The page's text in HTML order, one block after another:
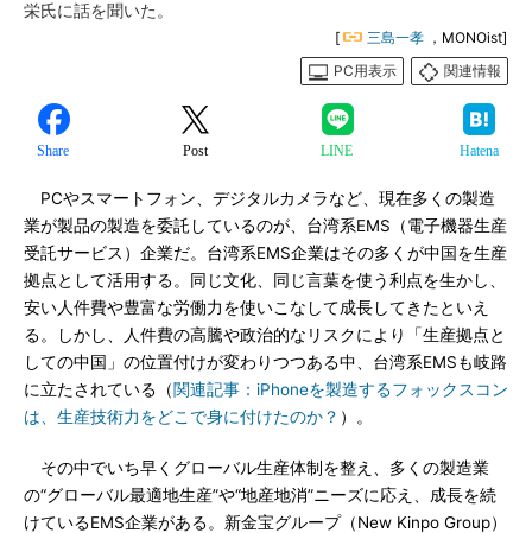
栄氏に話を聞いた。
[ 三島一孝 ，MONOist]
PC用表示
関連情報
Share Post LINE Hatena
PCやスマートフォン、デジタルカメラなど、現在多くの製造
業が製品の製造を委託しているのが、台湾系EMS（電子機器生産
受託サービス）企業だ。台湾系EMS企業はその多くが中国を生産
拠点として活用する。同じ文化、同じ言葉を使う利点を生かし、
安い人件費や豊富な労働力を使いこなして成長してきたといえ
る。しかし、人件費の高騰や政治的なリスクにより「生産拠点と
しての中国」の位置付けが変わりつつある中、台湾系EMSも岐路
に立たされている（関連記事：iPhoneを製造するフォックスコン
は、生産技術力をどこで身に付けたのか？ ）。
その中でいち早くグローバル生産体制を整え、多くの製造業
の“グローバル最適地生産”や“地産地消”ニーズに応え、成長を続
けているEMS企業がある。新金宝グループ（New Kinpo Group）